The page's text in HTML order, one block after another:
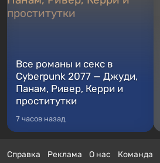
Все романы и секс в
Cyberpunk 2077 — Джуди,
Панам, Ривер, Керри и
проститутки
7 часов назад
Справка Реклама О нас Команда